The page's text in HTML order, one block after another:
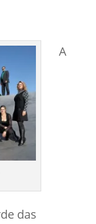
A
das